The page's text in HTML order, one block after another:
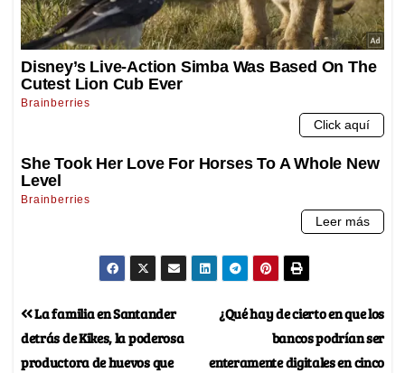
¿Qué hay de cierto en que los
bancos podrían ser
enteramente digitales en cinco
La familia en Santander
detrás de Kikes, la poderosa
productora de huevos que